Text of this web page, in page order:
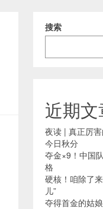
搜索
近期文
夜读 | 真正厉
今日秋分
夺金×9！中国
格
硬核！咱除了
儿”
夺得首金的姑